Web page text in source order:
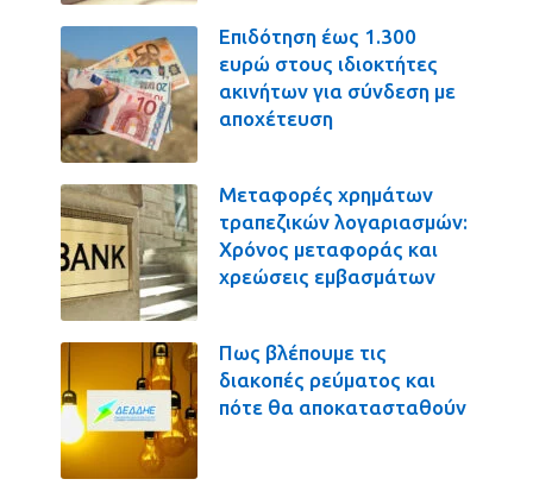
Επιδότηση έως 1.300
ευρώ στους ιδιοκτήτες
ακινήτων για σύνδεση με
αποχέτευση
Μεταφορές χρημάτων
τραπεζικών λογαριασμών:
Χρόνος μεταφοράς και
χρεώσεις εμβασμάτων
Πως βλέπουμε τις
διακοπές ρεύματος και
πότε θα αποκατασταθούν